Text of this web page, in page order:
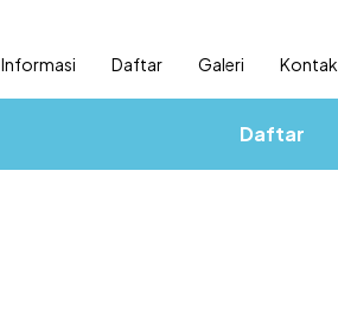
Informasi Daftar Galeri Kontak
Daftar